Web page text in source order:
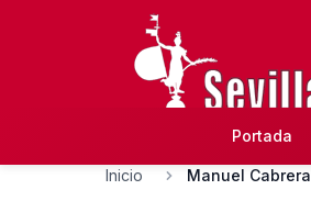
Portada
Inicio Manuel Cabrera